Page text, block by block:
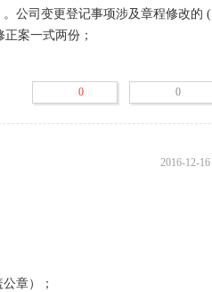
公司变更登记事项涉及章程修改的 (
正案一式两份；
0 0
2016-12-16
章）；